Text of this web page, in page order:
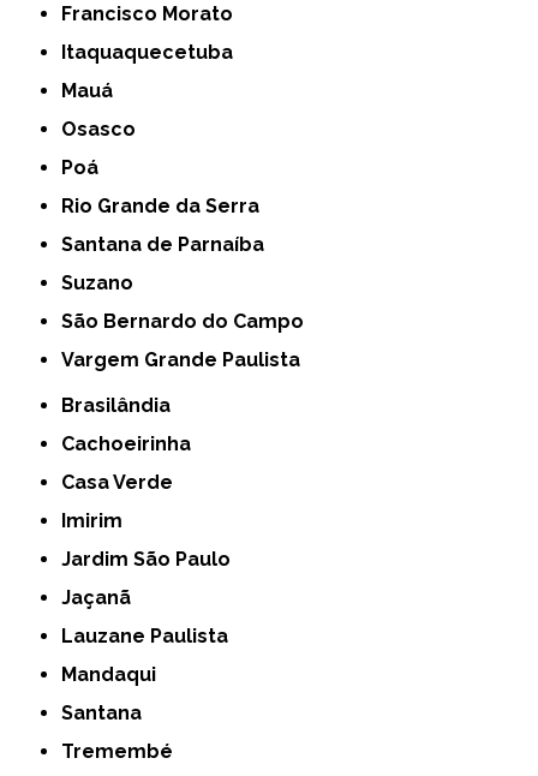
Francisco Morato
Itaquaquecetuba
Mauá
Osasco
Poá
Rio Grande da Serra
Santana de Parnaíba
Suzano
São Bernardo do Campo
Vargem Grande Paulista
Brasilândia
Cachoeirinha
Casa Verde
Imirim
Jardim São Paulo
Jaçanã
Lauzane Paulista
Mandaqui
Santana
Tremembé